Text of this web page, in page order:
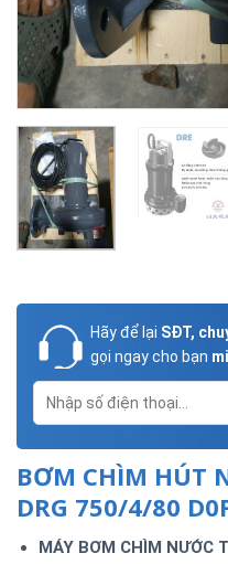
Hãy để lại SĐT,
gọi ngay cho bạn
BƠM CHÌM HÚT
DRG 750/4/80
MÁY BƠM CHÌM NƯỚC